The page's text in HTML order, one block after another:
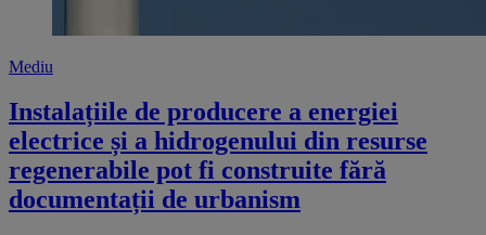
Mediu
Instalațiile de producere a energiei
electrice și a hidrogenului din resurse
regenerabile pot fi construite fără
documentații de urbanism